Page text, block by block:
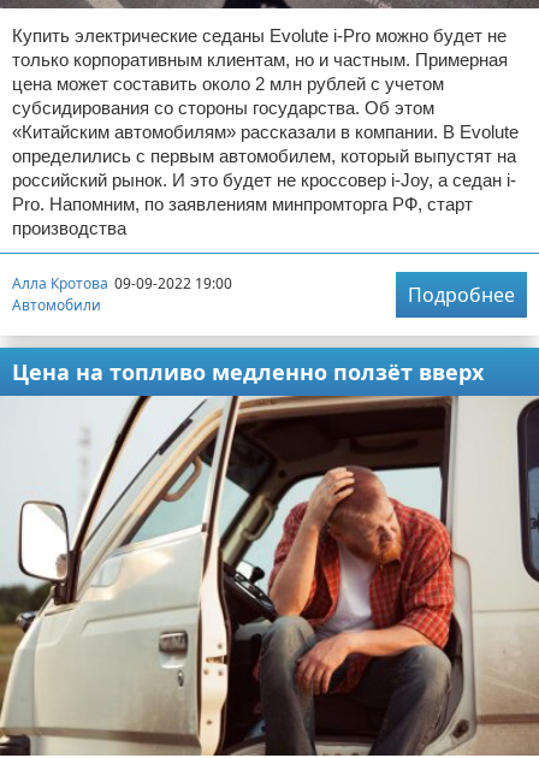
Купить электрические седаны Evolute i-Pro можно будет не
только корпоративным клиентам, но и частным. Примерная
цена может составить около 2 млн рублей с учетом
субсидирования со стороны государства. Об этом
«Китайским автомобилям» рассказали в компании. В Evolute
определились с первым автомобилем, который выпустят на
российский рынок. И это будет не кроссовер i-Joy, а седан i-
Pro. Напомним, по заявлениям минпромторга РФ, старт
производства
Алла Кротова 09-09-2022 19:00
Автомобили
Подробнее
Цена на топливо медленно ползёт вверх